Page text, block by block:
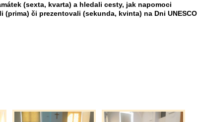
(sexta, kvarta) a hledali cesty, jak napomoci
(prima) či prezentovali (sekunda, kvinta) na Dni UNESCO